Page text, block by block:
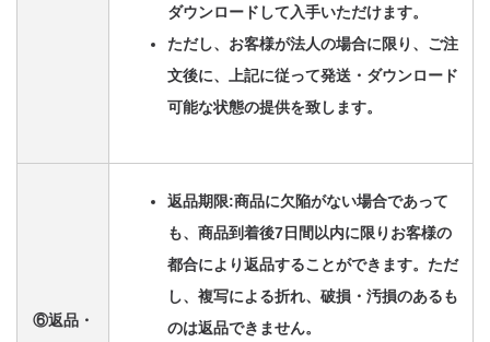
ダウンロードして入手いただけます。
ただし、お客様が法人の場合に限り、ご注
文後に、上記に従って発送・ダウンロード
可能な状態の提供を致します。
⑥返品・
返品期限:商品に欠陥がない場合であって
も、商品到着後7日間以内に限りお客様の
都合により返品することができます。ただ
し、複写による折れ、破損・汚損のあるも
のは返品できません。